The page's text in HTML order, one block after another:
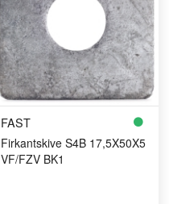
FAST
Firkantskive S4B 17,5X50X5
VF/FZV BK1